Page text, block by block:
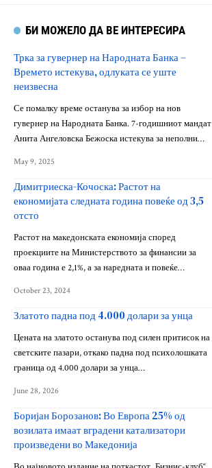
БИ МОЖЕЛО ДА ВЕ ИНТЕРЕСИРА
Трка за гувернер на Народната Банка –
Времето истекува, одлуката се уште
неизвесна
Се помалку време останува за избор на нов
гувернер на Народната Банка. 7-годишниот мандат
Анита Ангеловска Бежоска истекува за неполни…
May 9, 2025
Димитриеска-Кочоска: Растот на
економијата следната година повеќе од 3,5
отсто
Растот на македонската економија според
проекциите на Министерството за финансии за
оваа година е 2,1%, а за наредната и повеќе…
October 23, 2024
Златото падна под 4.000 долари за унца
Цената на златото останува под силен притисок на
светските пазари, откако падна под психолошката
граница од 4.000 долари за унца…
June 28, 2026
Боријан Борозанов: Во Европа 25% од
возилата имаат вградени катализатори
произведени во Македонија